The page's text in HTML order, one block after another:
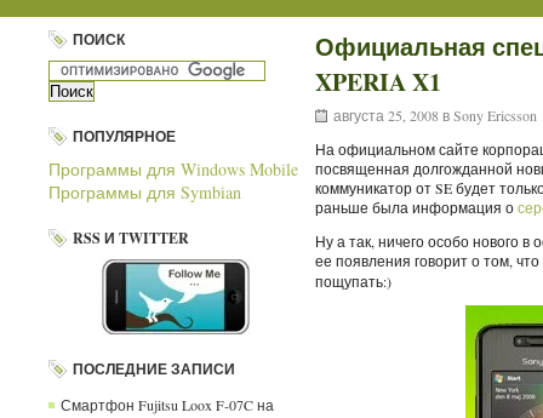
ПОИСК
ПОПУЛЯРНОЕ
Программы для Windows Mobile
Программы для Symbian
RSS И TWITTER
ПОСЛЕДНИЕ ЗАПИСИ
Смартфон Fujitsu Loox F-07C на
Официальная
XPERIA X1
августа 25, 2008 вSony Ericsson
На официальном сайте
посвященная долгожданной
коммуникатор от SE будет
раньше была информация о
Ну а так, ничего особо нового
ее появления говорит о том,
пощупать:)